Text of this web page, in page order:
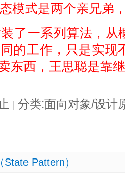
模式是两个亲兄弟
了一系列算法，从
的工作，只是实现
东西，王思聪是靠
| 分类:面向对象/设计
Pattern）